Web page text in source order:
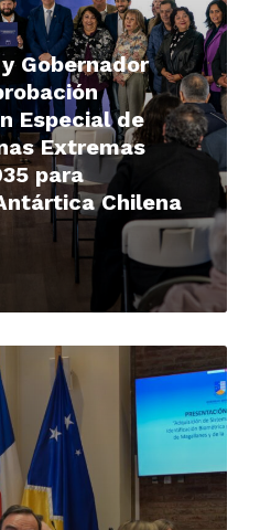
Gobernador
Especial de
Extremas
para
Chilena